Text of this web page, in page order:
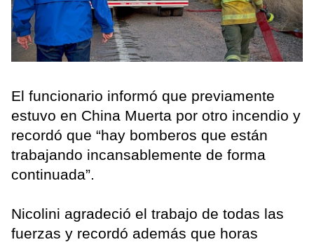
El funcionario informó que previamente
estuvo en China Muerta por otro incendio y
recordó que “hay bomberos que están
trabajando incansablemente de forma
continuada”.
Nicolini agradeció el trabajo de todas las
fuerzas y recordó además que horas